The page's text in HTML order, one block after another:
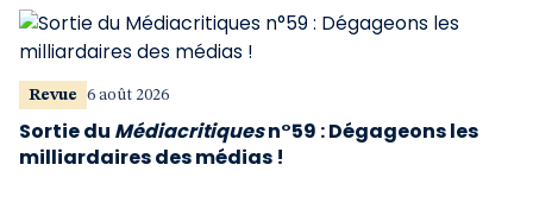
Revue 6 août 2026
Sortie du Médiacritiquesn°59 : Dégageons les
milliardaires des médias !